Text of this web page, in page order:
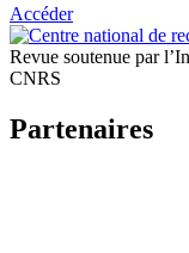
Accéder
Revue soutenue par
CNRS
Partenaires